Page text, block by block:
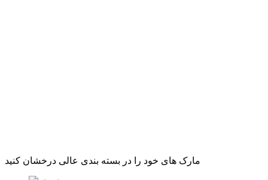
مارک های خود را در بسته بندی عالی درخشان کنید